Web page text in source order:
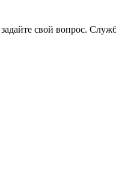
свой вопрос.